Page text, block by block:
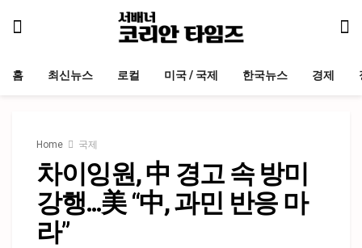
홈 최신뉴스 로컬 미국 / 국제 한국뉴스 경제
Home 국제
차이잉원, 中 경고 속 방미
강행…美 “中, 과민 반응 마
라”